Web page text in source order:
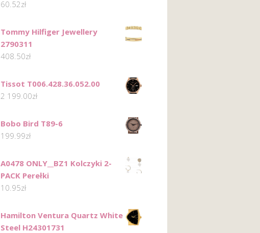
60.52zł
Tommy Hilfiger Jewellery
2790311
408.50zł
Tissot T006.428.36.052.00
2 199.00zł
Bobo Bird T89-6
199.99zł
A0478 ONLY__BZ1 Kolczyki 2-
PACK Perełki
10.95zł
Hamilton Ventura Quartz White
Steel H24301731